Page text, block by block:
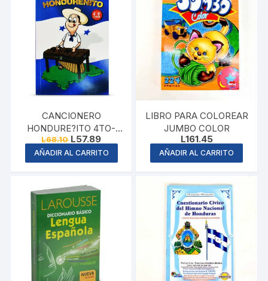
CANCIONERO
HONDURE?ITO 4TO-
9NO
L68.10 Original
price
was:
L68.10.
L57.89Current
price
is:
L57.89.
AÑADIR AL CARRITO
LIBRO PARA COLOREAR
JUMBO COLOR
L161.45
AÑADIR AL CARRITO